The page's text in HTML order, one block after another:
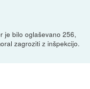
je bilo oglaševano 256,
zagroziti z inšpekcijo.